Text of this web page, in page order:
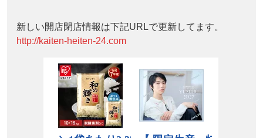
新しい開店閉店情報は下記URLで更新してます。
http://kaiten-heiten-24.com